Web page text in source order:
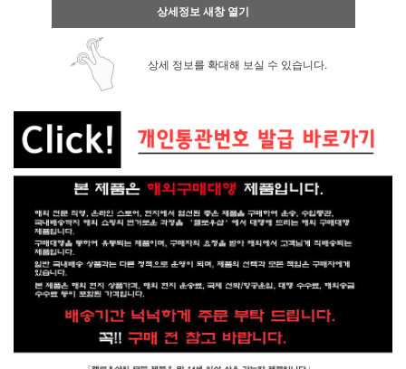
상세정보 새창 열기
상세 정보를 확대해 보실 수 있습니다.